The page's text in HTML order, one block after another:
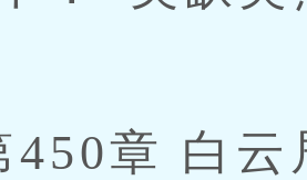
章 白云